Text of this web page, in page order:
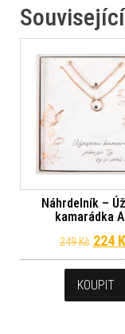
Náhrdelník –
kamarádka
249Kč 224
KOUPIT